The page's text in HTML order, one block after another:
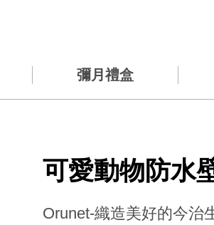
彌月禮盒
可愛動物防水
Orunet-織造美好的今治